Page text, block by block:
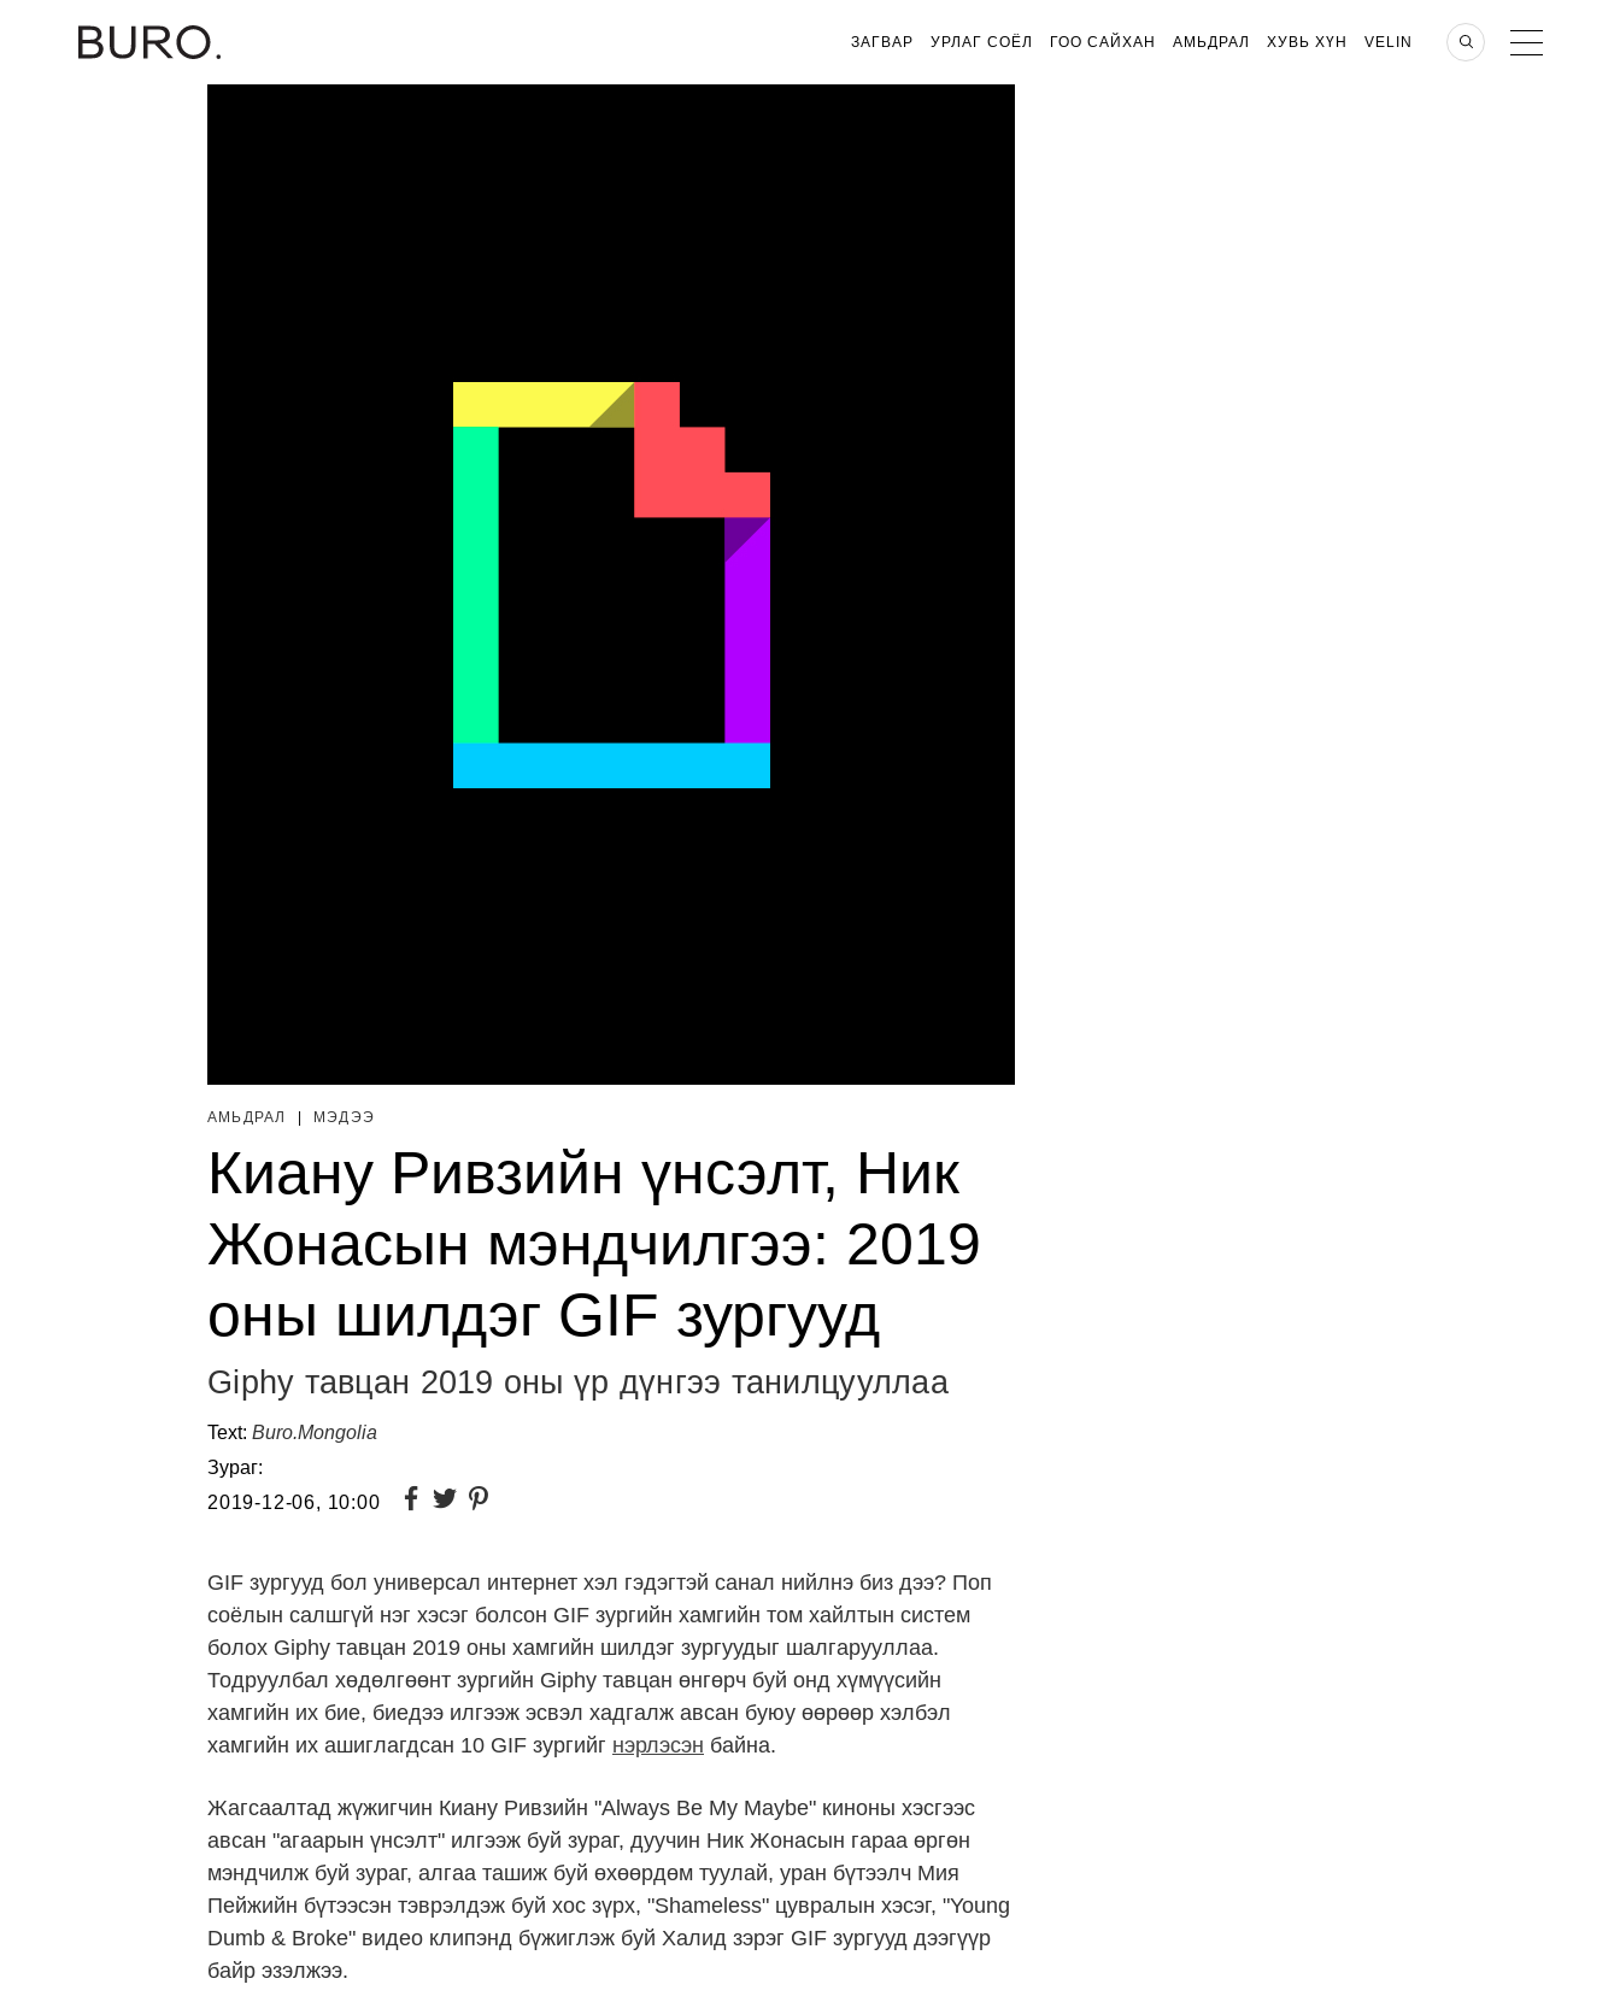
ЗАГВАР УРЛАГ СОЁЛ ГОО САЙХАН АМЬДРАЛ ХУВЬ ХҮН VELIN
АМЬДРАЛ МЭДЭЭ
Киану Ривзийн үнсэлт, Ник
Жонасын мэндчилгээ: 2019
оны шилдэг GIF зургууд
Giphy тавцан 2019 оны үр дүнгээ танилцууллаа
Text: Buro.Mongolia
Зураг:
2019-12-06, 10:00
GIF зургууд бол универсал интернет хэл гэдэгтэй санал нийлнэ биз дээ? Поп
соёлын салшгүй нэг хэсэг болсон GIF зургийн хамгийн том хайлтын систем
болох Giphy тавцан 2019 оны хамгийн шилдэг зургуудыг шалгарууллаа.
Тодруулбал хөдөлгөөнт зургийн Giphy тавцан өнгөрч буй онд хүмүүсийн
хамгийн их бие, биедээ илгээж эсвэл хадгалж авсан буюу өөрөөр хэлбэл
хамгийн их ашиглагдсан 10 GIF зургийг нэрлэсэн байна.
Жагсаалтад жүжигчин Киану Ривзийн "Always Be My Maybe" киноны хэсгээс
авсан "агаарын үнсэлт" илгээж буй зураг, дуучин Ник Жонасын гараа өргөн
мэндчилж буй зураг, алгаа ташиж буй өхөөрдөм туулай, уран бүтээлч Мия
Пейжийн бүтээсэн тэврэлдэж буй хос зүрх, "Shameless" цувралын хэсэг, "Young
Dumb & Broke" видео клипэнд бүжиглэж буй Халид зэрэг GIF зургууд дээгүүр
байр эзэлжээ.